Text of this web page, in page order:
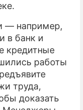
— например,
в банк и
кредитные
работы
труда,
доказать